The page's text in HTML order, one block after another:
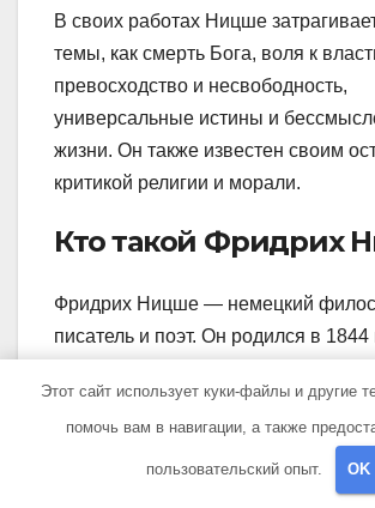
В своих работах Ницше
темы, как смерть Бога, воля к
превосходство и несвободность,
универсальные истины и
жизни. Он также известен своим
критикой религии и морали.
Кто такой Фридрих
Фридрих Ницше — немецкий
писатель и поэт. Он родился в 1844
влиятельных мыслителей своего
оказал огромное влияние на
литературу и культуру в целом.
Этот сайт использует куки-файлы и другие
помочь вам в навигации, а также
пользовательский опыт. OK